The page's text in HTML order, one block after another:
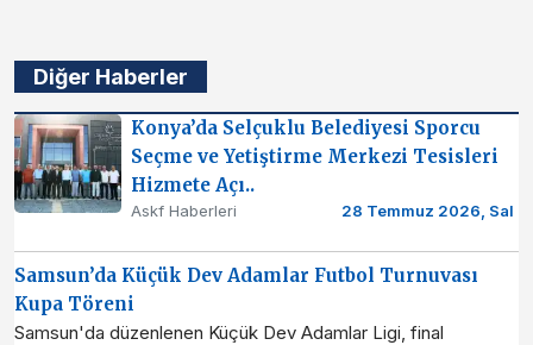
Diğer Haberler
Konya’da Selçuklu Belediyesi Sporcu
Seçme ve Yetiştirme Merkezi Tesisleri
Hizmete Açı..
Askf Haberleri 28 Temmuz 2026, Sal
Samsun’da Küçük Dev Adamlar Futbol Turnuvası
Kupa Töreni
Samsun'da düzenlenen Küçük Dev Adamlar Ligi, final